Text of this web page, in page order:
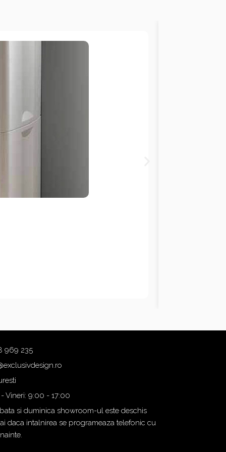
969 235
Vineri: 9:00 - 17:00
si duminica showroom-ul este deschis
daca intalnirea se programeaza telefonic cu